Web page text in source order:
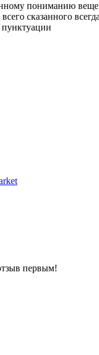
пониманию
сказанного
первым!